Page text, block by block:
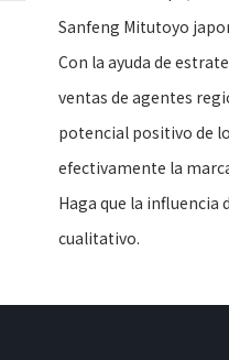
Sanfeng Mitutoyo
Con la ayuda de
ventas de agentes
potencial positivo de
efectivamente la
Haga que la influencia
cualitativo.